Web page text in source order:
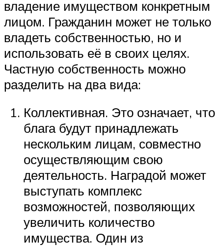
владение имуществом конкретным
лицом. Гражданин может не только
владеть собственностью, но и
использовать её в своих целях.
Частную собственность можно
разделить на два вида:
Коллективная. Это означает, что
блага будут принадлежать
нескольким лицам, совместно
осуществляющим свою
деятельность. Наградой может
выступать комплекс
возможностей, позволяющих
увеличить количество
имущества. Один из